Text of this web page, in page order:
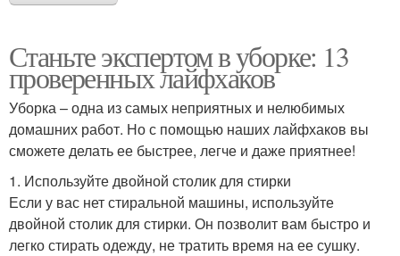
Станьте экспертом в уборке: 13
проверенных лайфхаков
Уборка – одна из самых неприятных и нелюбимых
домашних работ. Но с помощью наших лайфхаков вы
сможете делать ее быстрее, легче и даже приятнее!
1. Используйте двойной столик для стирки
Если у вас нет стиральной машины, используйте
двойной столик для стирки. Он позволит вам быстро и
легко стирать одежду, не тратить время на ее сушку.